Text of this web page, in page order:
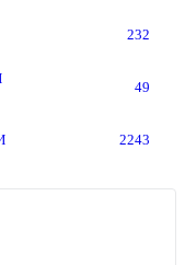
232
49
2243